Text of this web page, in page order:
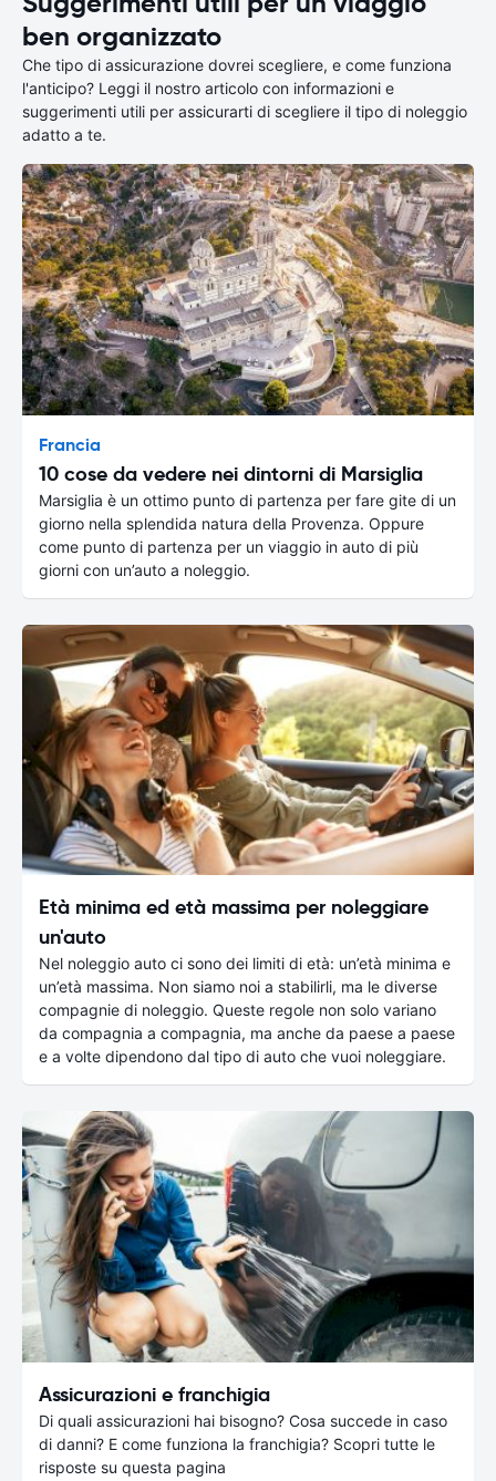
ben organizzato
Che tipo di assicurazione dovrei scegliere, e come funziona
l'anticipo? Leggi il nostro articolo con informazioni e
suggerimenti utili per assicurarti di scegliere il tipo di noleggio
adatto a te.
Francia
10 cose da vedere nei dintorni di Marsiglia
Marsiglia è un ottimo punto di partenza per fare gite di un
giorno nella splendida natura della Provenza. Oppure
come punto di partenza per un viaggio in auto di più
giorni con un’auto a noleggio.
Età minima ed età massima per noleggiare
un'auto
Nel noleggio auto ci sono dei limiti di età: un’età minima e
un’età massima. Non siamo noi a stabilirli, ma le diverse
compagnie di noleggio. Queste regole non solo variano
da compagnia a compagnia, ma anche da paese a paese
e a volte dipendono dal tipo di auto che vuoi noleggiare.
Assicurazioni e franchigia
Di quali assicurazioni hai bisogno? Cosa succede in caso
di danni? E come funziona la franchigia? Scopri tutte le
risposte su questa pagina